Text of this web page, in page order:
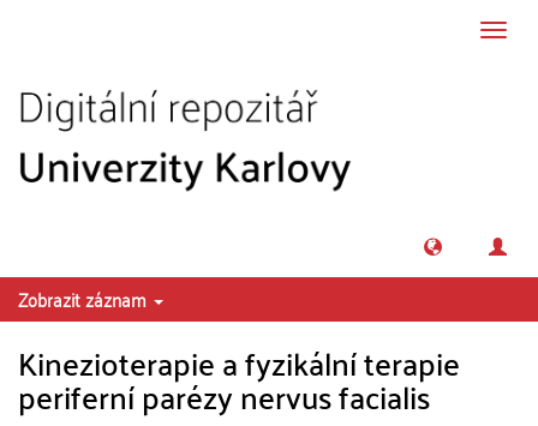
Zobrazit záznam
Kinezioterapie a fyzikální terapie
periferní parézy nervus facialis